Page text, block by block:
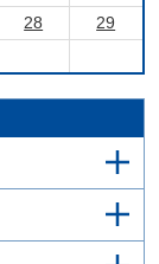
28
29